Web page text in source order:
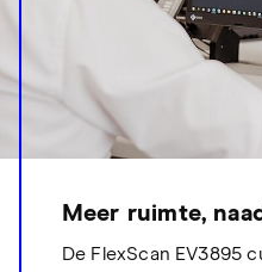
Meer ruimte,
De FlexScan EV3895